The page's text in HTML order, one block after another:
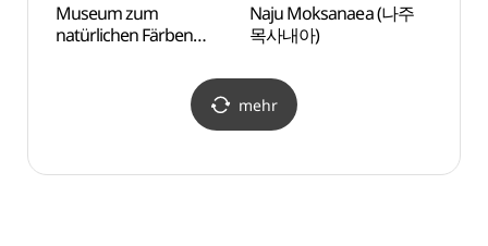
Museum zum
natürlichen Färben
Naju Moksanaea (나주
목사내아)
mehr